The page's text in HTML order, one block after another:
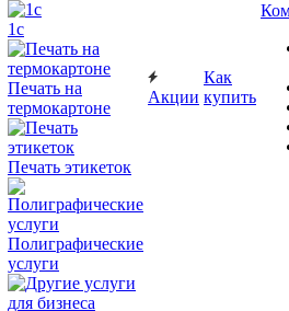
1c
Печать на
термокартоне
Печать этикеток
Полиграфические
услуги
Акции
Как
купить